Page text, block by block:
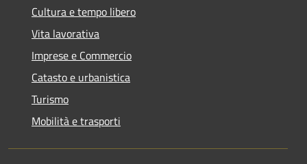
Cultura e tempo libero
Vita lavorativa
Imprese e Commercio
Catasto e urbanistica
Turismo
Mobilità e trasporti